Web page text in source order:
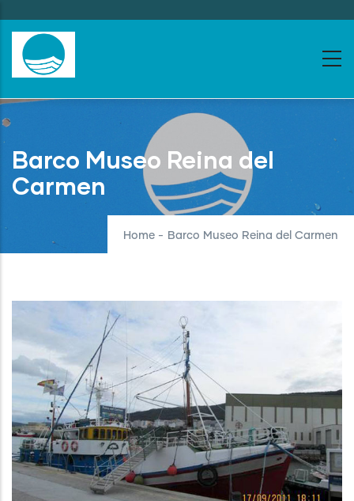
to
main
content
Barco Museo Reina del
Carmen
Home - Barco Museo Reina del Carmen